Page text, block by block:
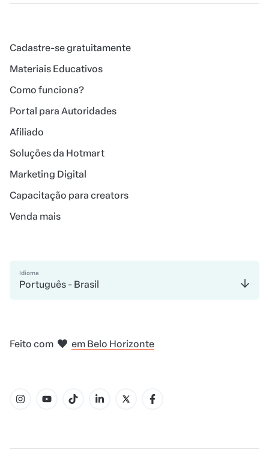
Cadastre-se gratuitamente
Materiais Educativos
Como funciona?
Portal para Autoridades
Afiliado
Soluções da Hotmart
Marketing Digital
Capacitação para creators
Venda mais
Idioma
Português - Brasil
Feito com em Belo Horizonte